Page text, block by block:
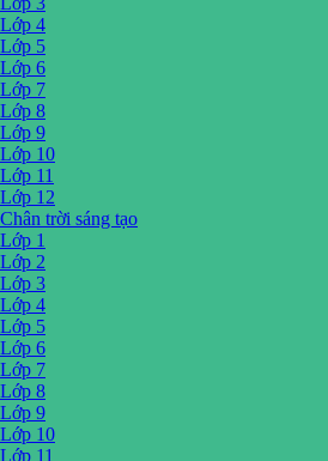
Lớp 4
Lớp 5
Lớp 6
Lớp 7
Lớp 8
Lớp 9
Lớp 10
Lớp 11
Lớp 12
Chân trời sáng tạo
Lớp 1
Lớp 2
Lớp 3
Lớp 4
Lớp 5
Lớp 6
Lớp 7
Lớp 8
Lớp 9
Lớp 10
Lớp 11